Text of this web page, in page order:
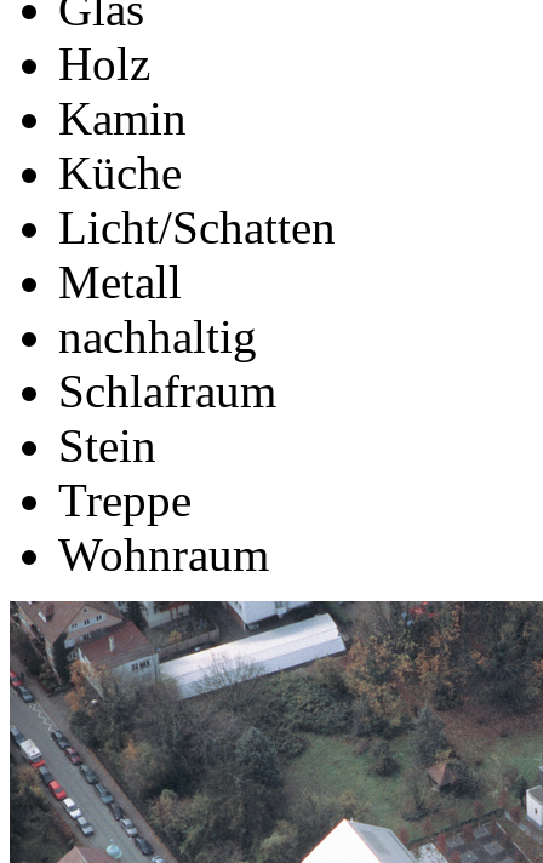
Holz
Kamin
Küche
Licht/Schatten
Metall
nachhaltig
Schlafraum
Stein
Treppe
Wohnraum